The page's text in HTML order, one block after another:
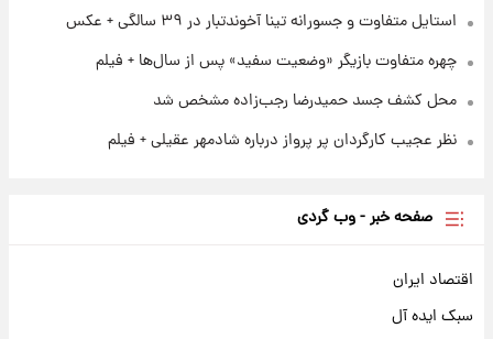
استایل متفاوت و جسورانه تینا آخوندتبار در ۳۹ سالگی + عکس
چهره متفاوت بازیگر «وضعیت سفید» پس از سال‌ها + فیلم
محل کشف جسد حمیدرضا رجب‌زاده مشخص شد
نظر عجیب کارگردان پر پرواز درباره شادمهر عقیلی + فیلم
صفحه خبر - وب گردی
اقتصاد ایران
سبک ایده آل